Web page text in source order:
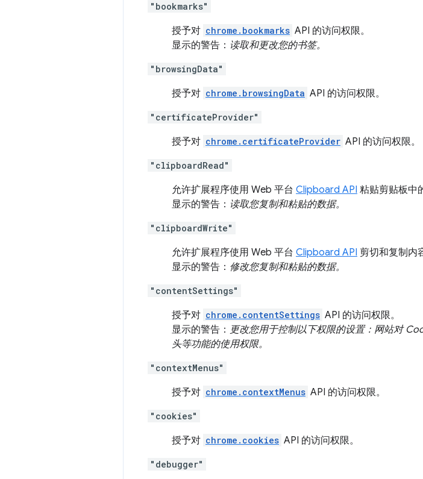
"bookmarks"
授予对 chrome.bookmarks API 的访问权限。
显示的警告： 读取和更改您的书签。
"browsingData"
授予对 chrome.browsingData API 的访问权限。
"certificateProvider"
授予对 chrome.certificateProvider API 的访问权限。
"clipboardRead"
允许扩展程序使用 Web 平台 Clipboard API 粘贴剪贴板中
显示的警告： 读取您复制和粘贴的数据。
"clipboardWrite"
允许扩展程序使用 Web 平台 Clipboard API 剪切和复制内
显示的警告： 修改您复制和粘贴的数据。
"contentSettings"
授予对 chrome.contentSettings API 的访问权限。
显示的警告： 更改您用于控制以下权限的设置：网站对
头等功能的使用权限。
"contextMenus"
授予对 chrome.contextMenus API 的访问权限。
"cookies"
授予对 chrome.cookies API 的访问权限。
"debugger"